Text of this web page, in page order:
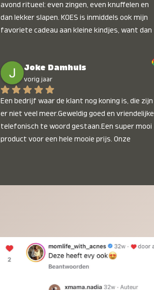
avond ritueel: even zingen, even knuffelen en
dan lekker slapen. KOES is inmiddels ook mijn
favoriete cadeau aan kleine kindjes, want dan
onbetaalbaar :)
Joke Damhuis
vorig jaar
Een bedrijf waar de klant nog koning is, die zijn
er niet veel meer.Geweldig goed en vriendelijke
telefonisch te woord gestaan.Een super mooi
product voor een hele mooie prijs. Onze